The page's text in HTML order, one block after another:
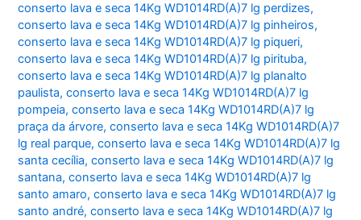
conserto lava e seca 14Kg WD1014RD(A)7 lg perdizes,
conserto lava e seca 14Kg WD1014RD(A)7 lg pinheiros,
conserto lava e seca 14Kg WD1014RD(A)7 lg piqueri,
conserto lava e seca 14Kg WD1014RD(A)7 lg pirituba,
conserto lava e seca 14Kg WD1014RD(A)7 lg planalto
paulista,conserto lava e seca 14Kg WD1014RD(A)7 lg
pompeia,conserto lava e seca 14Kg WD1014RD(A)7 lg
praça da árvore,conserto lava e seca 14Kg WD1014RD(A)7
lg real parque,conserto lava e seca 14Kg WD1014RD(A)7 lg
santa cecília,conserto lava e seca 14Kg WD1014RD(A)7 lg
santana,conserto lava e seca 14Kg WD1014RD(A)7 lg
santo amaro,conserto lava e seca 14Kg WD1014RD(A)7 lg
santo andré,conserto lava e seca 14Kg WD1014RD(A)7 lg